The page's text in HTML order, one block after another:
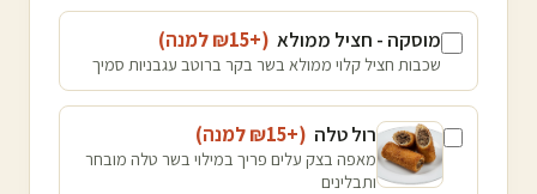
מוסקה - חציל ממולא (+₪
15 למנה)
שכבות חציל קלוי ממולא בשר בקר ברוטב עגבניות סמיך
רול טלה (+₪
15 למנה)
מאפה בצק עלים פריך במילוי בשר טלה מובחר
ותבלינים